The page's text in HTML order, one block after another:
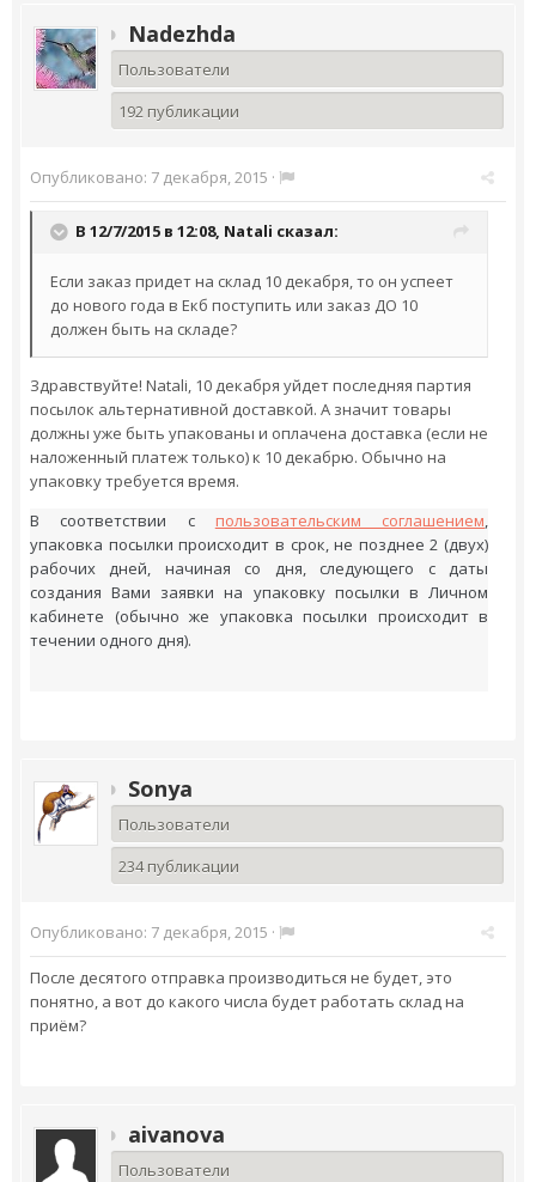
Nadezhda
Пользователи
192 публикации
Опубликовано: 7 декабря, 2015 ·
В 12/7/2015 в 12:08, Natali сказал:
Если заказ придет на склад 10 декабря, то он успеет
до нового года в Екб поступить или заказ ДО 10
должен быть на складе?
Здравствуйте! Natali, 10 декабря уйдет последняя партия
посылок альтернативной доставкой. А значит товары
должны уже быть упакованы и оплачена доставка (если не
наложенный платеж только) к 10 декабрю. Обычно на
упаковку требуется время.
В соответствии с пользовательским соглашением,
упаковка посылки происходит в срок, не позднее 2 (двух)
рабочих дней, начиная со дня, следующего с даты
создания Вами заявки на упаковку посылки в Личном
кабинете (обычно же упаковка посылки происходит в
течении одного дня).
Sonya
Пользователи
234 публикации
Опубликовано: 7 декабря, 2015 ·
После десятого отправка производиться не будет, это
понятно, а вот до какого числа будет работать склад на
приём?
aivanova
Пользователи